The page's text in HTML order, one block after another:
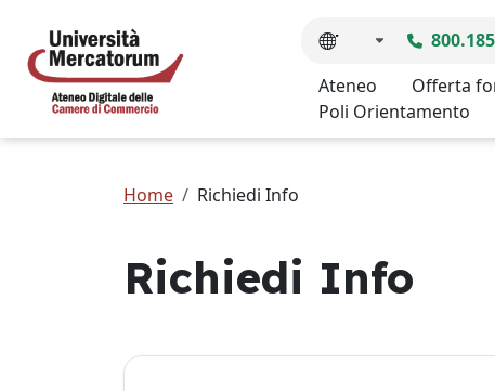
Ateneo Offerta
Poli Orientamento
Home Richiedi Info
Richiedi Info